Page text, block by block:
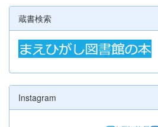
蔵書検索
Instagram